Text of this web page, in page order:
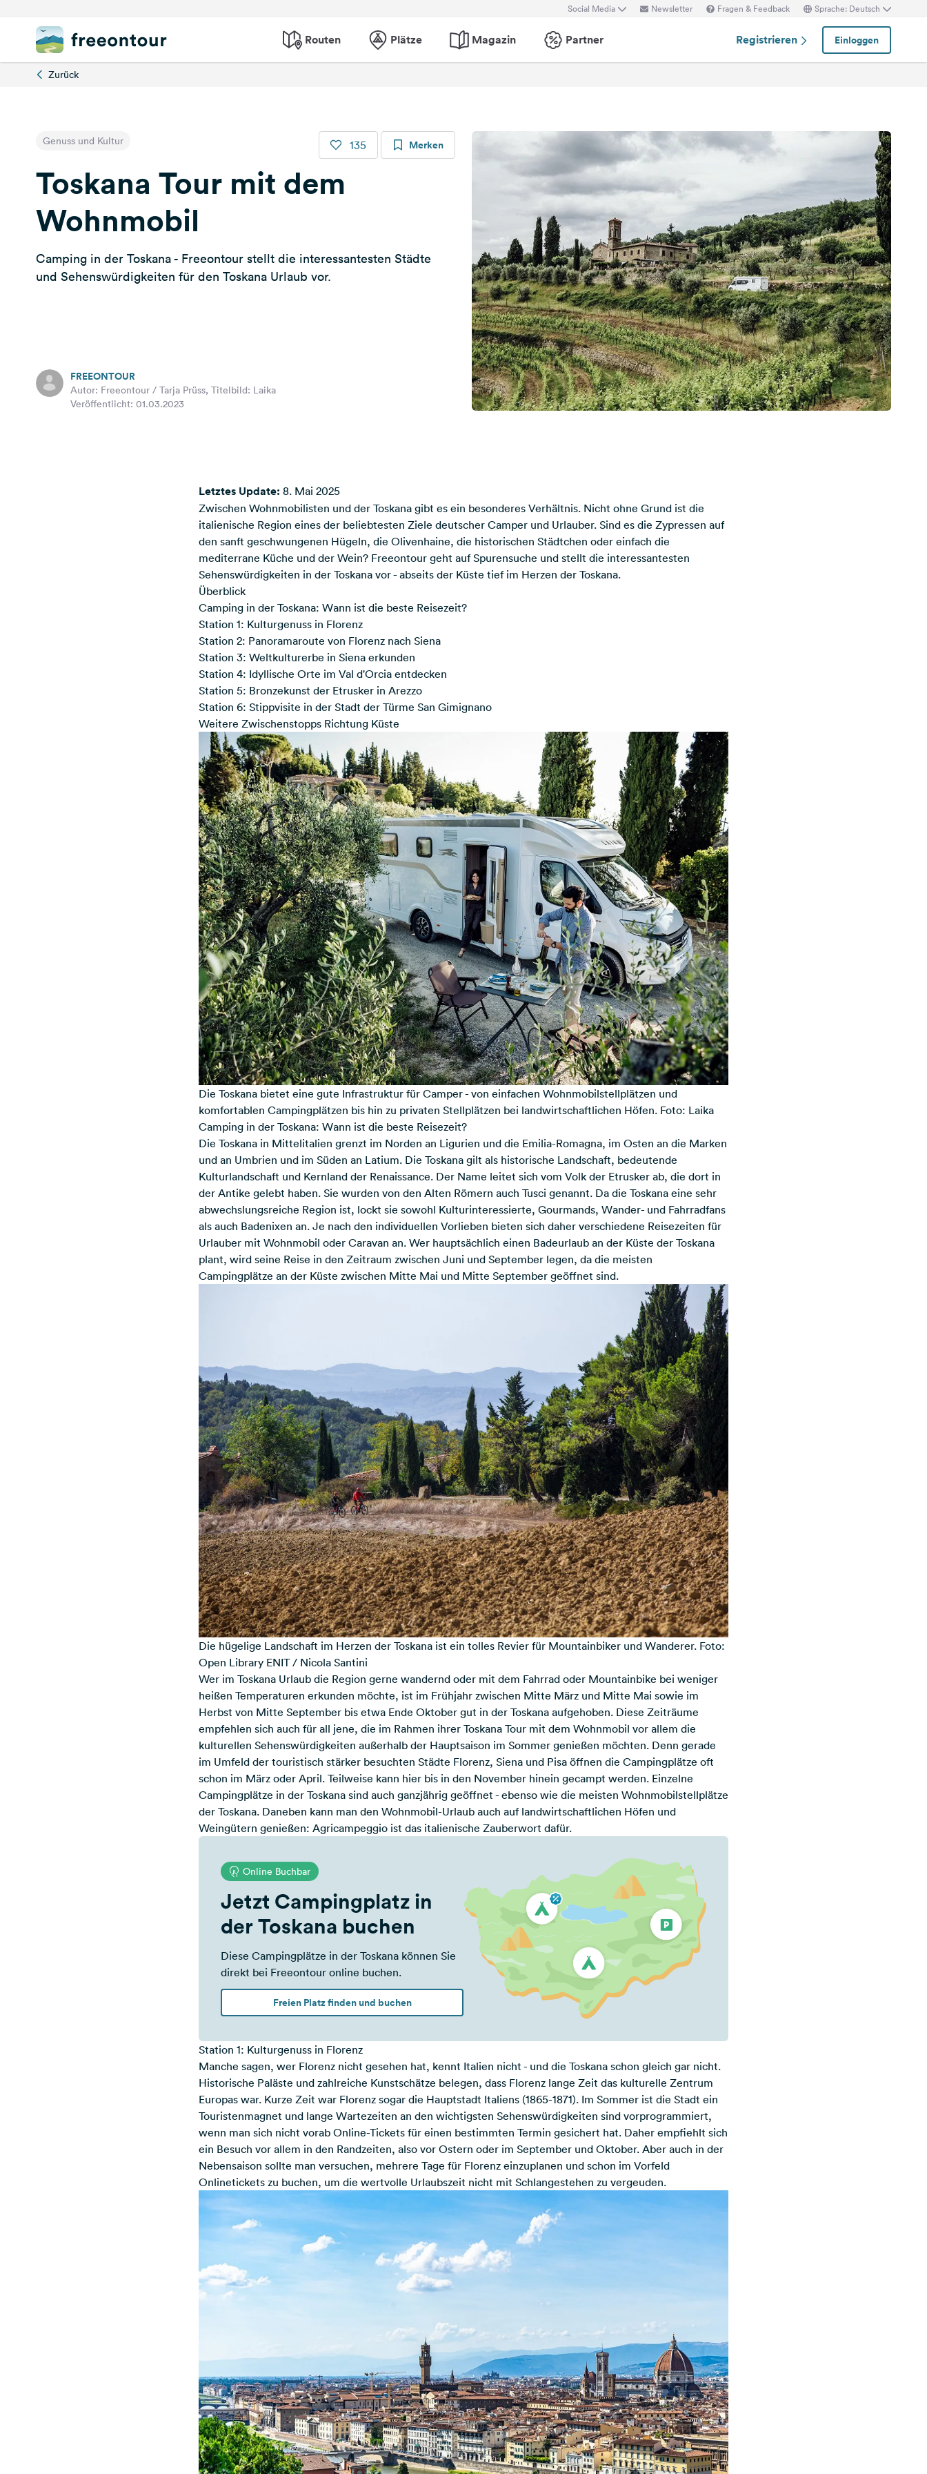
Social Media Newsletter Fragen & Feedback Sprache: Deutsch
Routen Plätze Magazin Partner Registrieren Einloggen
Zurück
Genuss und Kultur 135 Merken
Toskana Tour mit dem
Wohnmobil
Camping in der Toskana - Freeontour stellt die interessantesten Städte
und Sehenswürdigkeiten für den Toskana Urlaub vor.
FREEONTOUR
Autor: Freeontour / Tarja Prüss, Titelbild: Laika
Veröffentlicht: 01.03.2023
Letztes Update: 8. Mai 2025
Zwischen Wohnmobilisten und der Toskana gibt es ein besonderes Verhältnis. Nicht ohne Grund ist die
italienische Region eines der beliebtesten Ziele deutscher Camper und Urlauber. Sind es die Zypressen auf
den sanft geschwungenen Hügeln, die Olivenhaine, die historischen Städtchen oder einfach die
mediterrane Küche und der Wein? Freeontour geht auf Spurensuche und stellt die interessantesten
Sehenswürdigkeiten in der Toskana vor - abseits der Küste tief im Herzen der Toskana.
Überblick
Camping in der Toskana: Wann ist die beste Reisezeit?
Station 1: Kulturgenuss in Florenz
Station 2: Panoramaroute von Florenz nach Siena
Station 3: Weltkulturerbe in Siena erkunden
Station 4: Idyllische Orte im Val d'Orcia entdecken
Station 5: Bronzekunst der Etrusker in Arezzo
Station 6: Stippvisite in der Stadt der Türme San Gimignano
Weitere Zwischenstopps Richtung Küste
Die Toskana bietet eine gute Infrastruktur für Camper - von einfachen Wohnmobilstellplätzen und
komfortablen Campingplätzen bis hin zu privaten Stellplätzen bei landwirtschaftlichen Höfen. Foto: Laika
Camping in der Toskana: Wann ist die beste Reisezeit?
Die Toskana in Mittelitalien grenzt im Norden an Ligurien und die Emilia-Romagna, im Osten an die Marken
und an Umbrien und im Süden an Latium. Die Toskana gilt als historische Landschaft, bedeutende
Kulturlandschaft und Kernland der Renaissance. Der Name leitet sich vom Volk der Etrusker ab, die dort in
der Antike gelebt haben. Sie wurden von den Alten Römern auch Tusci genannt. Da die Toskana eine sehr
abwechslungsreiche Region ist, lockt sie sowohl Kulturinteressierte, Gourmands, Wander- und Fahrradfans
als auch Badenixen an. Je nach den individuellen Vorlieben bieten sich daher verschiedene Reisezeiten für
Urlauber mit Wohnmobil oder Caravan an. Wer hauptsächlich einen Badeurlaub an der Küste der Toskana
plant, wird seine Reise in den Zeitraum zwischen Juni und September legen, da die meisten
Campingplätze an der Küste zwischen Mitte Mai und Mitte September geöffnet sind.
Die hügelige Landschaft im Herzen der Toskana ist ein tolles Revier für Mountainbiker und Wanderer. Foto:
Open Library ENIT/ Nicola Santini
Wer im Toskana Urlaub die Region gerne wandernd oder mit dem Fahrrad oder Mountainbike bei weniger
heißen Temperaturen erkunden möchte, ist im Frühjahr zwischen Mitte März und Mitte Mai sowie im
Herbst von Mitte September bis etwa Ende Oktober gut in der Toskana aufgehoben. Diese Zeiträume
empfehlen sich auch für all jene, die im Rahmen ihrer Toskana Tour mit dem Wohnmobil vor allem die
kulturellen Sehenswürdigkeiten außerhalb der Hauptsaison im Sommer genießen möchten. Denn gerade
im Umfeld der touristisch stärker besuchten Städte Florenz, Siena und Pisa öffnen die Campingplätze oft
schon im März oder April. Teilweise kann hier bis in den November hinein gecampt werden. Einzelne
Campingplätze in der Toskana sind auch ganzjährig geöffnet - ebenso wie die meisten Wohnmobilstellplätze
der Toskana. Daneben kann man den Wohnmobil-Urlaub auch auf landwirtschaftlichen Höfen und
Weingütern genießen: Agricampeggio ist das italienische Zauberwort dafür.
Online Buchbar
Jetzt Campingplatz in
der Toskana buchen
Diese Campingplätze in der Toskana können Sie
direkt bei Freeontour online buchen.
Freien Platz finden und buchen
Station 1: Kulturgenuss in Florenz
Manche sagen, wer Florenz nicht gesehen hat, kennt Italien nicht - und die Toskana schon gleich gar nicht.
Historische Paläste und zahlreiche Kunstschätze belegen, dass Florenz lange Zeit das kulturelle Zentrum
Europas war. Kurze Zeit war Florenz sogar die Hauptstadt Italiens (1865-1871). Im Sommer ist die Stadt ein
Touristenmagnet und lange Wartezeiten an den wichtigsten Sehenswürdigkeiten sind vorprogrammiert,
wenn man sich nicht vorab Online-Tickets für einen bestimmten Termin gesichert hat. Daher empfiehlt sich
ein Besuch vor allem in den Randzeiten, also vor Ostern oder im September und Oktober. Aber auch in der
Nebensaison sollte man versuchen, mehrere Tage für Florenz einzuplanen und schon im Vorfeld
Onlinetickets zu buchen, um die wertvolle Urlaubszeit nicht mit Schlangestehen zu vergeuden.